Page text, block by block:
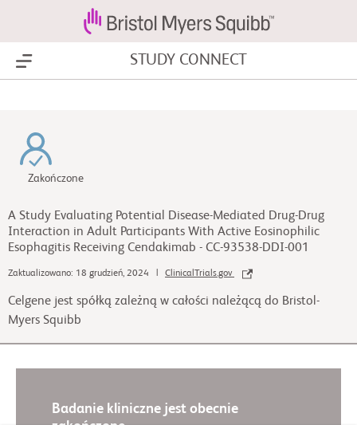
Show Menu STUDY CONNECT
Zakończone
A Study Evaluating Potential Disease-Mediated Drug-Drug
Interaction in Adult Participants With Active Eosinophilic
Esophagitis Receiving Cendakimab - CC-93538-DDI-001
Zaktualizowano: 18 grudzień, 2024 | ClinicalTrials.gov
Celgene jest spółką zależną w całości należącą do Bristol-
Myers Squibb
Badanie kliniczne jest obecnie